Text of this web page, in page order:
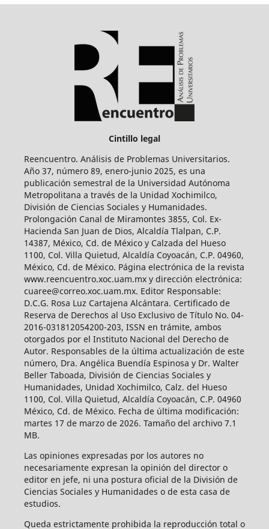
Cintillo legal
Reencuentro. Análisis de Problemas Universitarios.
Año 37, número 89, enero-junio 2025, es una
publicación semestral de la Universidad Autónoma
Metropolitana a través de la Unidad Xochimilco,
División de Ciencias Sociales y Humanidades.
Prolongación Canal de Miramontes 3855, Col. Ex-
Hacienda San Juan de Dios, Alcaldía Tlalpan, C.P.
14387, México, Cd. de México y Calzada del Hueso
1100, Col. Villa Quietud, Alcaldía Coyoacán, C.P. 04960,
México, Cd. de México. Página electrónica de la revista
www.reencuentro.xoc.uam.mx y dirección electrónica:
cuaree@correo.xoc.uam.mx. Editor Responsable:
D.C.G. Rosa Luz Cartajena Alcántara. Certificado de
Reserva de Derechos al Uso Exclusivo de Título No. 04-
2016-031812054200-203, ISSN en trámite, ambos
otorgados por el Instituto Nacional del Derecho de
Autor. Responsables de la última actualización de este
número, Dra. Angélica Buendía Espinosa y Dr. Walter
Beller Taboada, División de Ciencias Sociales y
Humanidades, Unidad Xochimilco, Calz. del Hueso
1100, Col. Villa Quietud, Alcaldía Coyoacán, C.P. 04960
México, Cd. de México. Fecha de última modificación:
martes 17 de marzo de 2026. Tamaño del archivo 7.1
MB.
Las opiniones expresadas por los autores no
necesariamente expresan la opinión del director o
editor en jefe, ni una postura oficial de la División de
Ciencias Sociales y Humanidades o de esta casa de
estudios.
Queda estrictamente prohibida la reproducción total o